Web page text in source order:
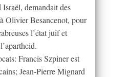
Israël, demandait des
Olivier Besancenot, pour
l’état juif et
Francis Szpiner est
Jean-Pierre Mignard